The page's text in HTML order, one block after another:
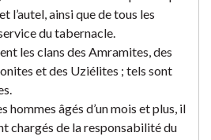
l’autel, ainsi que de tous les
du tabernacle.
les clans des Amramites, des
et des Uziélites ; tels sont
hommes âgés d’un mois et plus, il
chargés de la responsabilité du